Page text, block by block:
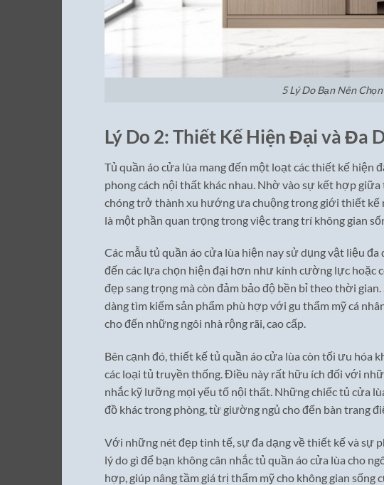
5 Lý Do Bạn Nên
Lý Do 2: Thiết Kế Hiện Đại và Đa
Tủ quần áo cửa lùa mang đến một loạt các thiết kế hiện
phong cách nội thất khác nhau. Nhờ vào sự kết hợp
chóng trở thành xu hướng ưa chuộng trong giới thiết
là một phần quan trọng trong việc trang trí không gian
Các mẫu tủ quần áo cửa lùa hiện nay sử dụng vật liệu
đến các lựa chọn hiện đại hơn như kính cường lực hoặc
đẹp sang trọng mà còn đảm bảo độ bền bỉ theo thời
dàng tìm kiếm sản phẩm phù hợp với gu thẩm mỹ cá
cho đến những ngôi nhà rộng rãi, cao cấp.
Bên cạnh đó, thiết kế tủ quần áo cửa lùa còn tối ưu hóa
các loại tủ truyền thống. Điều này rất hữu ích đối với
nhắc kỹ lưỡng mọi yếu tố nội thất. Những chiếc tủ cửa
đồ khác trong phòng, từ giường ngủ cho đến bàn trang
Với những nét đẹp tinh tế, sự đa dạng về thiết kế và sự
lý do gì để bạn không cân nhắc tủ quần áo cửa lùa cho
hợp, giúp nâng tầm giá trị thẩm mỹ cho không gian sống